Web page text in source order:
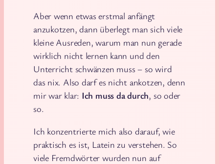
Aber wenn etwas erstmal anfängt
anzukotzen, dann überlegt man sich viele
kleine Ausreden, warum man nun gerade
wirklich nicht lernen kann und den
Unterricht schwänzen muss – so wird
das nix. Also darf es nicht ankotzen, denn
mir war klar: Ich muss da durch, so oder
so.
Ich konzentrierte mich also darauf, wie
praktisch es ist, Latein zu verstehen. So
viele Fremdwörter wurden nun auf